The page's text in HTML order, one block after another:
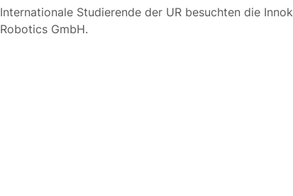
Internationale Studierende der UR besuchten die Innok
Robotics GmbH.